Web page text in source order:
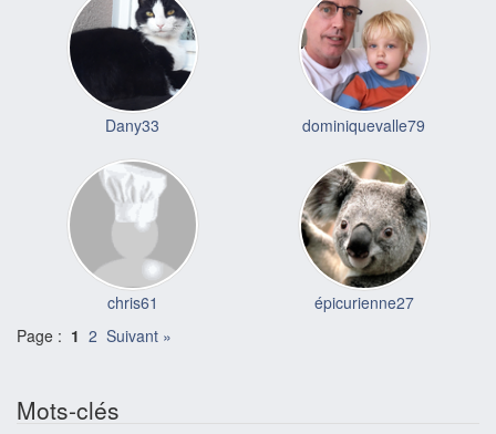
Dany33 dominiquevalle79
chris61
épicurienne27
Page : 1 2 Suivant »
Mots-clés